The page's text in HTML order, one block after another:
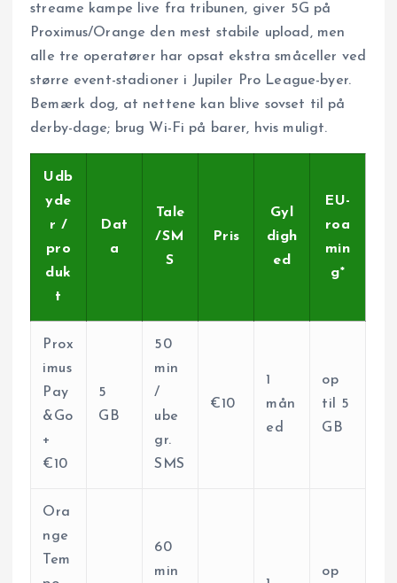
streame kampe live fra tribunen, giver 5G på
Proximus/Orange den mest stabile upload, men
alle tre operatører har opsat ekstra småceller ved
større event-stadioner i Jupiler Pro League-byer.
Bemærk dog, at nettene kan blive sovset til på
derby-dage; brug Wi-Fi på barer, hvis muligt.
Udb
yde
r /
pro
duk
t
Dat
a
Tale
/SM
S
Pris
Gyl
digh
ed
EU-
roa
min
g*
Prox
imus
Pay
&Go
+
€10
5
GB
50
min
/
ube
gr.
SMS
€10
1
mån
ed
op
til 5
GB
Ora
nge
Tem
60
min
op